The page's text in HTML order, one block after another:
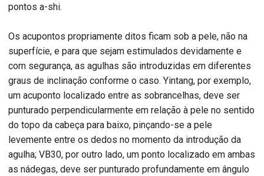
pontos a-shi.
Os acupontos propriamente ditos ficam sob a pele, não na
superfície, e para que sejam estimulados devidamente e
com segurança, as agulhas são introduzidas em diferentes
graus de inclinação conforme o caso. Yintang, por exemplo,
um acuponto localizado entre as sobrancelhas, deve ser
punturado perpendicularmente em relação à pele no sentido
do topo da cabeça para baixo, pinçando-se a pele
levemente entre os dedos no momento da introdução da
agulha; VB30, por outro lado, um ponto localizado em ambas
as nádegas, deve ser punturado profundamente em ângulo